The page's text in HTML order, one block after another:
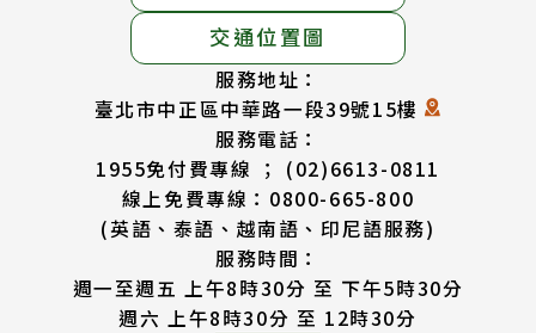
交通位置圖
服務地址：
臺北市中正區中華路一段39號15樓
服務電話：
1955免付費專線 ； (02)6613-0811
線上免費專線：0800-665-800
(英語、泰語、越南語、印尼語服務)
服務時間：
週一至週五 上午8時30分 至 下午5時30分
週六 上午8時30分 至 12時30分